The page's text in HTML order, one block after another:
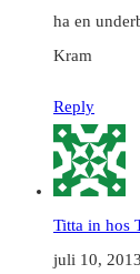
ha en
Kram
Reply
Titta in hos
juli 10, 2013